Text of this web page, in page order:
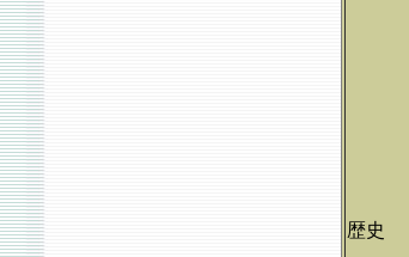
歴史